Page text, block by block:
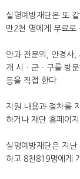
실명예방재단은 또
만2천 명에게 무료로
안과 전문의, 안경사,
개 시ㆍ군ㆍ구를 방
등을 직접 한다.
지원 내용과 절차를
하거나 재단 홈페이
실명예방재단은 지
하고 8천819명에게